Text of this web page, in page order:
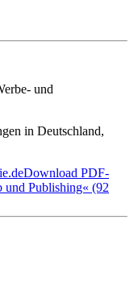
und
in Deutschland,
Download PDF-
und Publishing« (92